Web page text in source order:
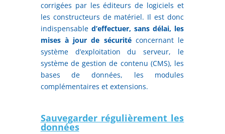
corrigées par les éditeurs de logiciels et
les constructeurs de matériel. Il est donc
indispensable d’effectuer, sans délai, les
mises à jour de sécuritéconcernant le
système d’exploitation du serveur, le
système de gestion de contenu (CMS), les
bases de données, les modules
complémentaires et extensions.
Sauvegarder régulièrement les
données